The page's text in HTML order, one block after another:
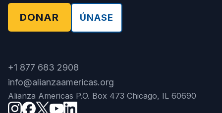
DONAR ÚNASE
+1 877 683 2908
info@alianzaamericas.org
Alianza Americas P.O. Box 473 Chicago, IL 60690